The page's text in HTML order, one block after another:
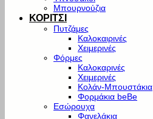
Μπουρνούζια
ΚΟΡΙΤΣΙ
Πυτζάμες
Καλοκαιρινές
Χειμερινές
Φόρμες
Καλοκαρινές
Χειμερινές
Κολάν-Μπουστάκια
Φορμάκια beBe
Εσώρουχα
Φανελάκια